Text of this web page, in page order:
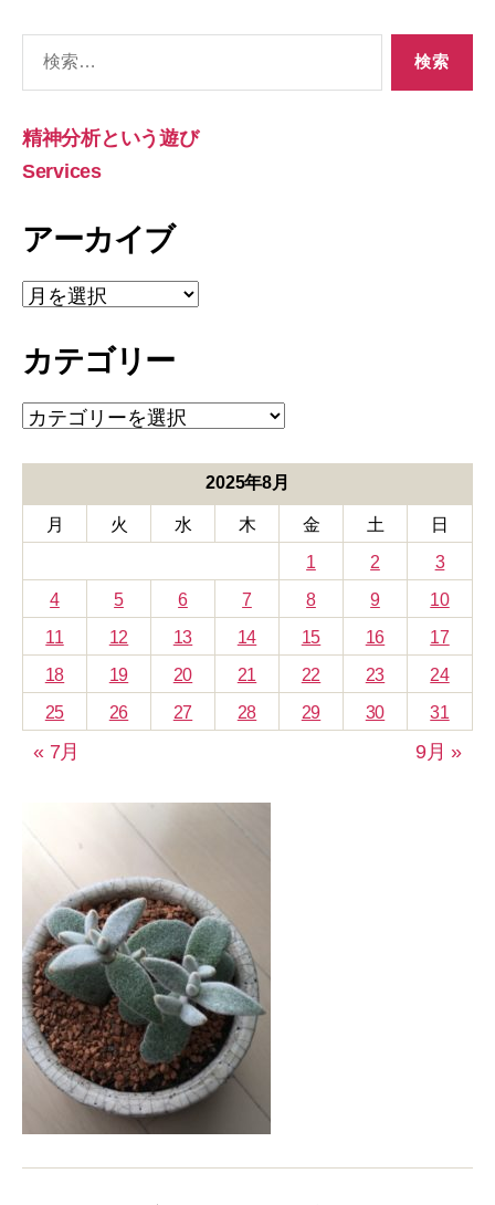
象:
精神分析という遊び
Services
アーカイブ
ア
ー
イ
カテゴリー
カ
テ
ー
2025年8月
月 火 水 木 金 土
日
1
2
3
4
5 6 7 8 9
10
11
12 13 14 15 16
17
18
19 20 21 22 23
24
25
26 27 28 29 30 31
« 7月 9月 »